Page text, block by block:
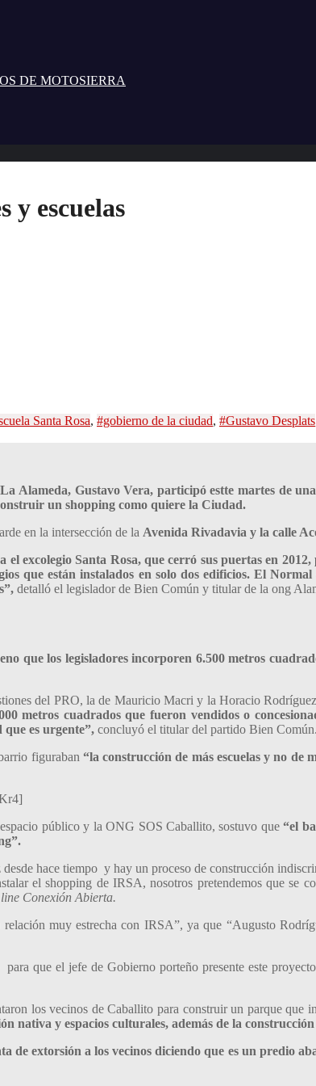
DE MOTOSIERRA
y escuelas
Santa Rosa, #gobierno de la ciudad, #Gustavo Desplats
Alameda, Gustavo Vera, participó estte martes de
un shopping como quiere la Ciudad.
en la intersección de la Avenida Rivadavia y la calle
excolegio Santa Rosa, que cerró sus puertas en
que están instalados en solo dos edificios. El
detalló el legislador de Bien Común y titular de la ong
que los legisladores incorporen 6.500 metros
del PRO, la de Mauricio Macri y la Horacio
metros cuadrados que fueron vendidos o
es urgente”, concluyó el titular del partido Bien Común.
figuraban “la construcción de más escuelas y no de
público y la ONG SOS Caballito, sostuvo que“el
hace tiempo y hay un proceso de construcción
el shopping de IRSA, nosotros pretendemos que se
Conexión Abierta.
muy estrecha con IRSA”, ya que “Augusto
que el jefe de Gobierno porteño presente este
los vecinos de Caballito para construir un parque que
nativa y espacios culturales, además de la
de extorsión a los vecinos diciendo que es un predio